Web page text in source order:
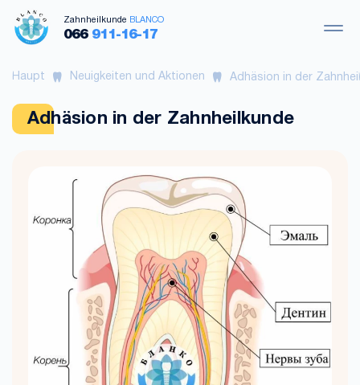
Zahnheilkunde BLANCO
066911-16-17
Haupt Neuigkeiten und Aktionen Adhäsion in der
Adhäsion in der Zahnheilkunde